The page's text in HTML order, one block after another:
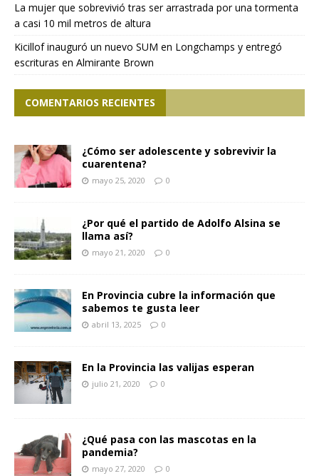
La mujer que sobrevivió tras ser arrastrada por una tormenta
a casi 10 mil metros de altura
Kicillof inauguró un nuevo SUM en Longchamps y entregó
escrituras en Almirante Brown
COMENTARIOS RECIENTES
¿Cómo ser adolescente y sobrevivir la
cuarentena?
mayo 25, 2020 0
¿Por qué el partido de Adolfo Alsina se
llama así?
mayo 21, 2020 0
En Provincia cubre la información que
sabemos te gusta leer
abril 13, 2025 0
En la Provincia las valijas esperan
julio 21, 2020 0
¿Qué pasa con las mascotas en la
pandemia?
mayo 27, 2020 0